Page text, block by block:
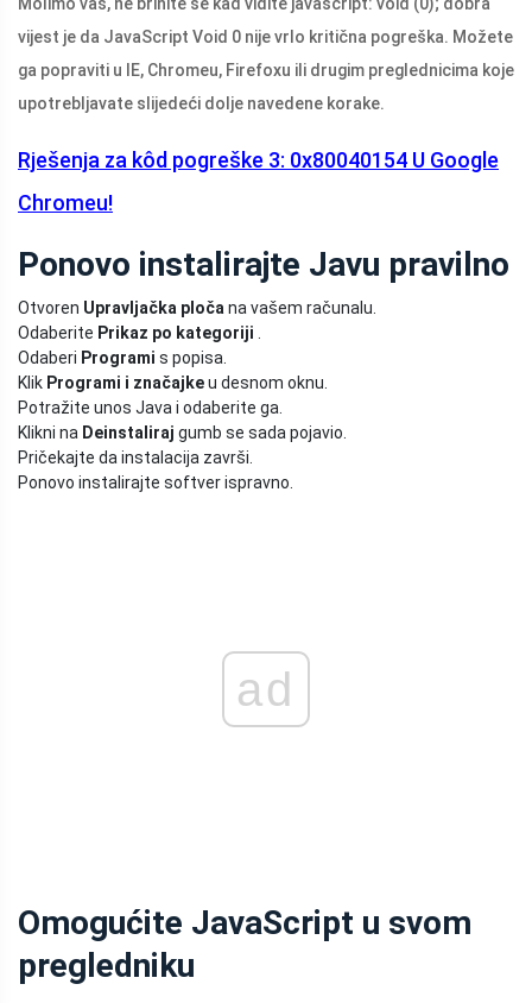
Molimo vas, ne brinite se kad vidite javascript: void (0); dobra
vijest je da JavaScript Void 0 nije vrlo kritična pogreška. Možete
ga popraviti u IE, Chromeu, Firefoxu ili drugim preglednicima koje
upotrebljavate slijedeći dolje navedene korake.
Rješenja za kôd pogreške 3: 0x80040154 U Google
Chromeu!
Ponovo instalirajte Javu pravilno
Otvoren Upravljačka pločana vašem računalu.
Odaberite Prikaz po kategoriji .
Odaberi Programi s popisa.
Klik Programi i značajkeu desnom oknu.
Potražite unos Java i odaberite ga.
Klikni na Deinstaliraj gumb se sada pojavio.
Pričekajte da instalacija završi.
Ponovo instalirajte softver ispravno.
ad
Omogućite JavaScript u svom
pregledniku